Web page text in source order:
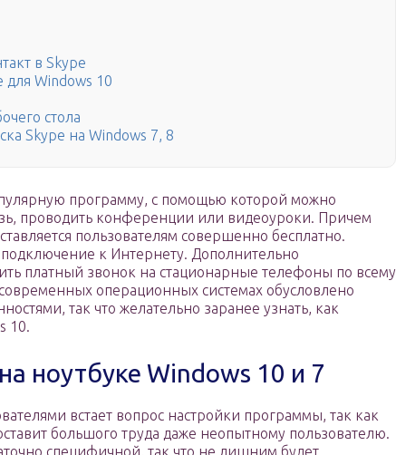
в Skype
для Windows 10
стола
Skype на Windows 7, 8
программу, с помощью которой можно
проводить конференции или видеоуроки. Причем
пользователям совершенно бесплатно.
подключение к Интернету. Дополнительно
платный звонок на стационарные телефоны по всему
операционных системах обусловлено
так что желательно заранее узнать, как
10.
ноутбуке Windows 10 и 7
встает вопрос настройки программы, так как
большого труда даже неопытному пользователю.
специфичной, так что не лишним будет